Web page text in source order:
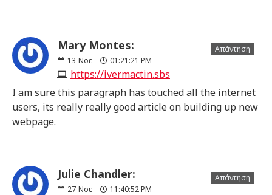
Mary Montes:
13 Νοε 01:21:21 PM
https://ivermactin.sbs
Απάντηση
I am sure this paragraph has touched all the internet
users, its really really good article on building up new
webpage.
Julie Chandler:
27 Νοε 11:40:52 PM
Απάντηση